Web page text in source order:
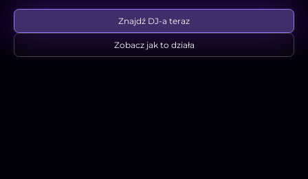
Znajdź DJ-a teraz
Zobacz jak to działa